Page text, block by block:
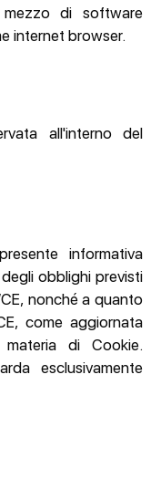
di software
internet browser.
all'interno del
informativa
obblighi previsti
nonché a quanto
come aggiornata
di Cookie.
esclusivamente